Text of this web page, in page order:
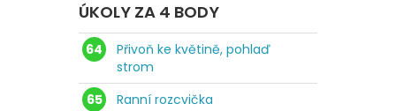
ÚKOLY ZA 4 BODY
64
Přivoň ke květině, pohlaď
strom
65
Ranní rozcvička